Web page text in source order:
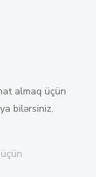
almaq üçün
bilərsiniz.